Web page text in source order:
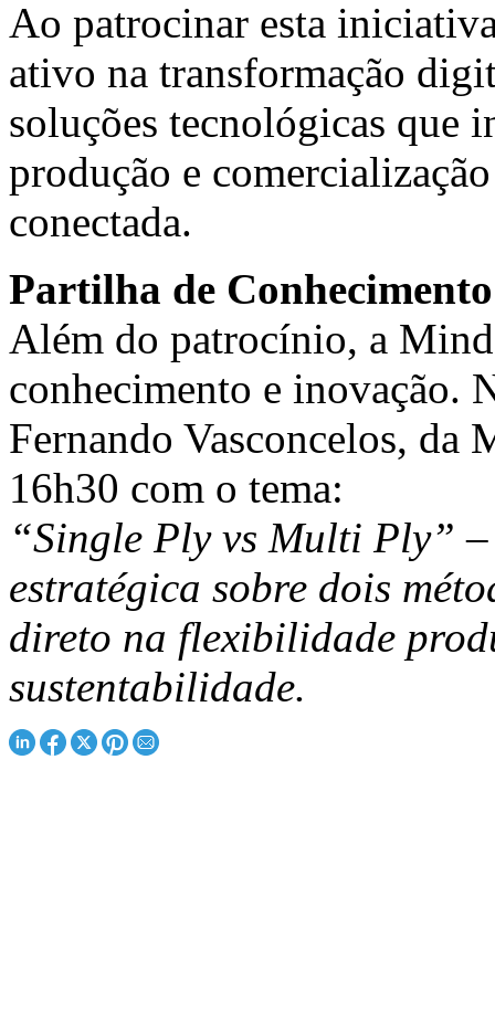
Ao patrocinar esta
ativo na transformação
soluções tecnológicas que
produção e
conectada.
Partilha de
Além do patrocínio, a
conhecimento e inovação.
Fernando Vasconcelos, da
16h30 com o tema:
“Single Ply vs Multi Ply”
estratégica sobre dois
direto na flexibilidade
sustentabilidade.